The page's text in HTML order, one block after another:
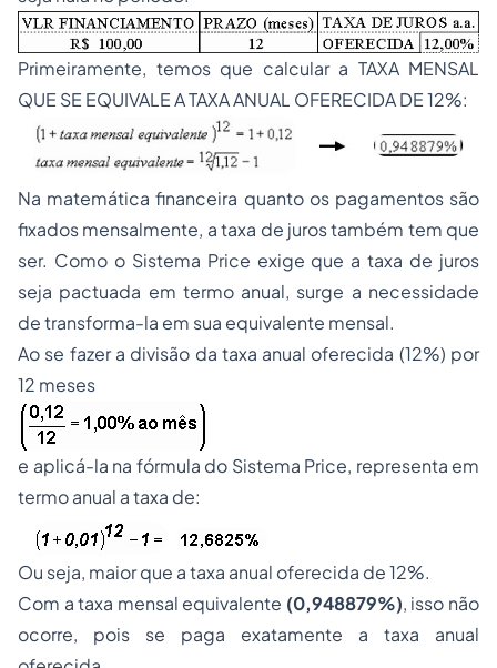
Primeiramente, temos que calcular a TAXA MENSAL
QUE SE EQUIVALE A TAXA ANUAL OFERECIDA DE 12%:
Na matemática financeira quanto os pagamentos são
fixados mensalmente, a taxa de juros também tem que
ser. Como o Sistema Price exige que a taxa de juros
seja pactuada em termo anual, surge a necessidade
de transforma-la em sua equivalente mensal.
Ao se fazer a divisão da taxa anual oferecida (12%) por
12 meses
e aplicá-la na fórmula do Sistema Price, representa em
termo anual a taxa de:
Ou seja, maior que a taxa anual oferecida de 12%.
Com a taxa mensal equivalente (0,948879%), isso não
ocorre, pois se paga exatamente a taxa anual